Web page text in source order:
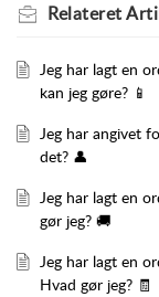
Relateret
Jeg har lagt en
kan jeg gøre? 📱
Jeg har angivet
det? 👤
Jeg har lagt en
gør jeg? 🚚
Jeg har lagt en
Hvad gør jeg? 🧾